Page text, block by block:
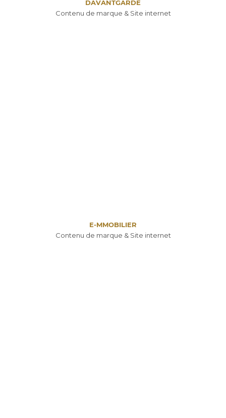
DAVANTGARDE
Contenu de marque & Site internet
E-MMOBILIER
Contenu de marque & Site internet